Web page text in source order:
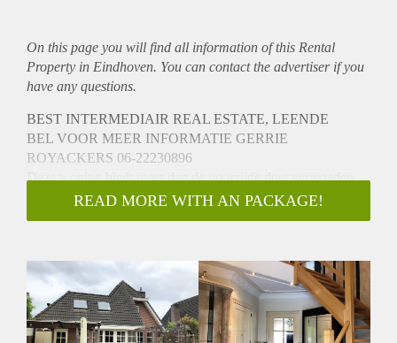
On this page you will find all information of this Rental
Property in Eindhoven. You can contact the advertiser if you
have any questions.
BEST INTERMEDIAIR REAL ESTATE, LEENDE
BEL VOOR MEER INFORMATIE GERRIE
ROYACKERS 06-22230896
Deze woning biedt meer dan de voorzijde doet vermoeden.
Wonen en werken op de ideale plek!!
Gesitueerd in het Sprookjesbosch ligt deze royale vrijstaande
grond, ruime living met uitzicht over de tuin, verdieping met
4 slaapkamers en 2 badkamers.
This house offers more than the front suggests. Living and
READ MORE WITH AN PACKAGE!